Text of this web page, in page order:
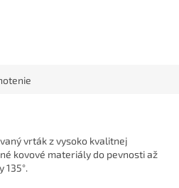
vrták z vysoko kvalitnej
kovové materiály do pevnosti až
135°.